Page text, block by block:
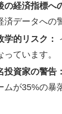
の経済指標へ
済データへの
学的リスク：
っています。
投資家の警告：
ムが35%の暴